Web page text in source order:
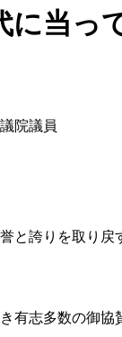
当っ
院議員
と誇りを取り
有志多数の御協